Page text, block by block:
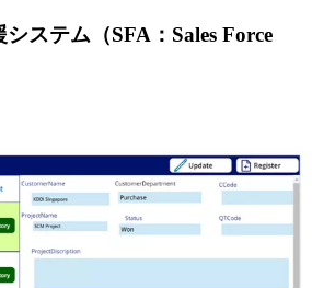
ステム（SFA：Sales Force